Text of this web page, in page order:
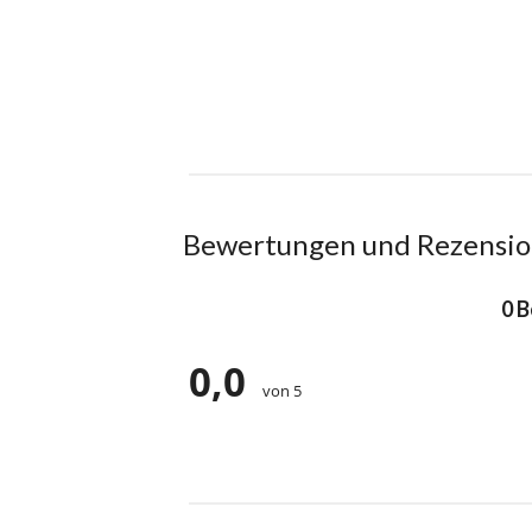
Bewertungen und
0,0 von 5
0